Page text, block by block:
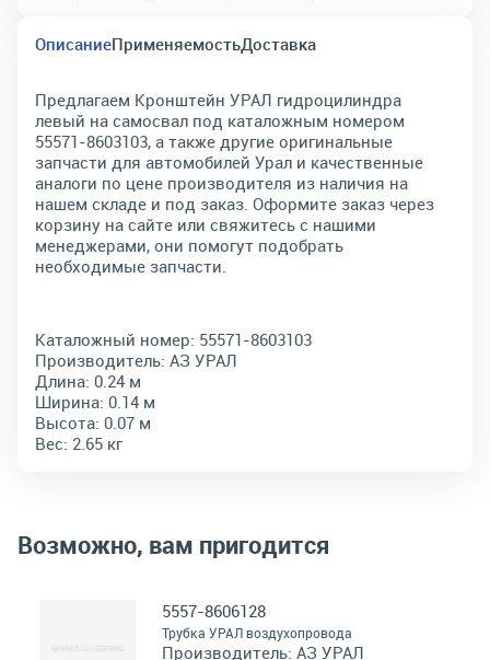
ОписаниеПрименяемостьДоставка
Предлагаем Кронштейн УРАЛ гидроцилиндра
левый на самосвал под каталожным номером
55571-8603103, а также другие оригинальные
запчасти для автомобилей Урал и качественные
аналоги по цене производителя из наличия на
нашем складе и под заказ. Оформите заказ через
корзину на сайте или свяжитесь с нашими
менеджерами, они помогут подобрать
необходимые запчасти.
Каталожный номер: 55571-8603103
Производитель: АЗ УРАЛ
Длина: 0.24 м
Ширина: 0.14 м
Высота: 0.07 м
Вес: 2.65 кг
Возможно, вам пригодится
5557-8606128
Трубка УРАЛ воздухопровода
Производитель: АЗ УРАЛ